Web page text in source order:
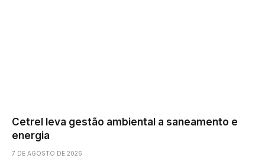
Cetrel leva gestão ambiental a saneamento e
energia
7 DE AGOSTO DE 2026